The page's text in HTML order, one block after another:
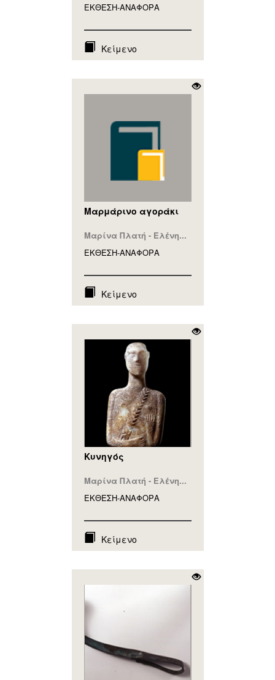
ΕΚΘΕΣΗ-ΑΝΑΦΟΡA
Κείμενο
Μαρμάρινο αγοράκι
Μαρίνα Πλατή - Ελένη...
ΕΚΘΕΣΗ-ΑΝΑΦΟΡA
Κείμενο
Κυνηγός
Μαρίνα Πλατή - Ελένη...
ΕΚΘΕΣΗ-ΑΝΑΦΟΡA
Κείμενο